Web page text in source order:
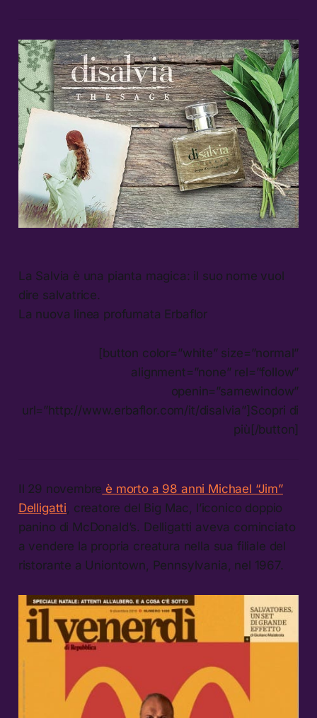
La Salvia è una pianta magica: il suo nome vuol
dire salvatrice.
La nuova linea profumata Erbaflor
[button color=”white” size=”normal”
alignment=”none” rel=”follow”
openin=”samewindow”
url=”http://www.erbaflor.com/it/disalvia”]Scopri di
più[/button]
Il 29 novembre è morto a 98 anni Michael “Jim”
Delligatti, creatore del Big Mac, l’iconico doppio
panino di McDonald’s. Delligatti aveva cominciato
a vendere la propria creatura nella sua filiale del
ristorante a Uniontown, Pennsylvania, nel 1967.